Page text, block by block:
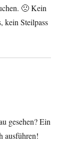
🙁 Kein
kein Steilpass
gesehen? Ein
ausführen!